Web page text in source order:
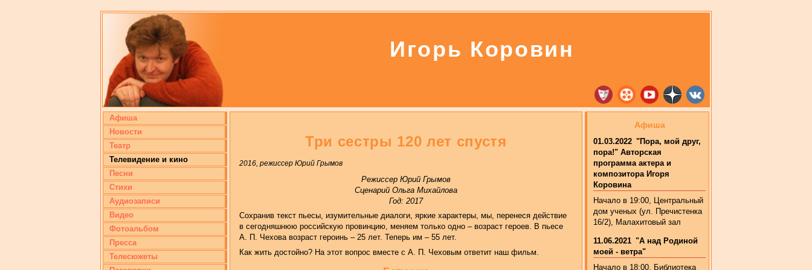
Игорь Коровин
Афиша
Новости
Театр
Телевидение и кино
Песни
Стихи
Аудиозаписи
Видео
Фотоальбом
Пресса
Телесюжеты
Три сестры 120 лет спустя
2016, режиссер Юрий Грымов
Режиссер Юрий Грымов
Сценарий Ольга Михайлова
Год: 2017
Сохранив текст пьесы, изумительные диалоги, яркие характеры, мы, перенеся действие
в сегодняшнюю российскую провинцию, меняем только одно – возраст героев. В пьесе
А. П. Чехова возраст героинь – 25 лет. Теперь им – 55 лет.
Как жить достойно? На этот вопрос вместе с А. П. Чеховым ответит наш фильм.
Афиша
01.03.2022 "Пора, мой друг,
пора!" Авторская
программа актера и
композитора Игоря
Коровина
Начало в 19:00, Центральный
дом ученых (ул. Пречистенка
16/2), Малахитовый зал
11.06.2021 "А над Родиной
моей - ветра"
Начало в 18:00. Библиотека